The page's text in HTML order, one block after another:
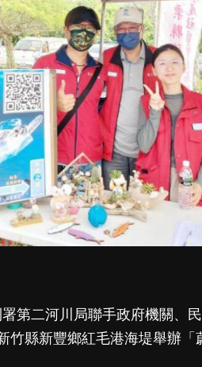
第二河川局聯手政府機關、
縣新豐鄉紅毛港海堤舉辦「